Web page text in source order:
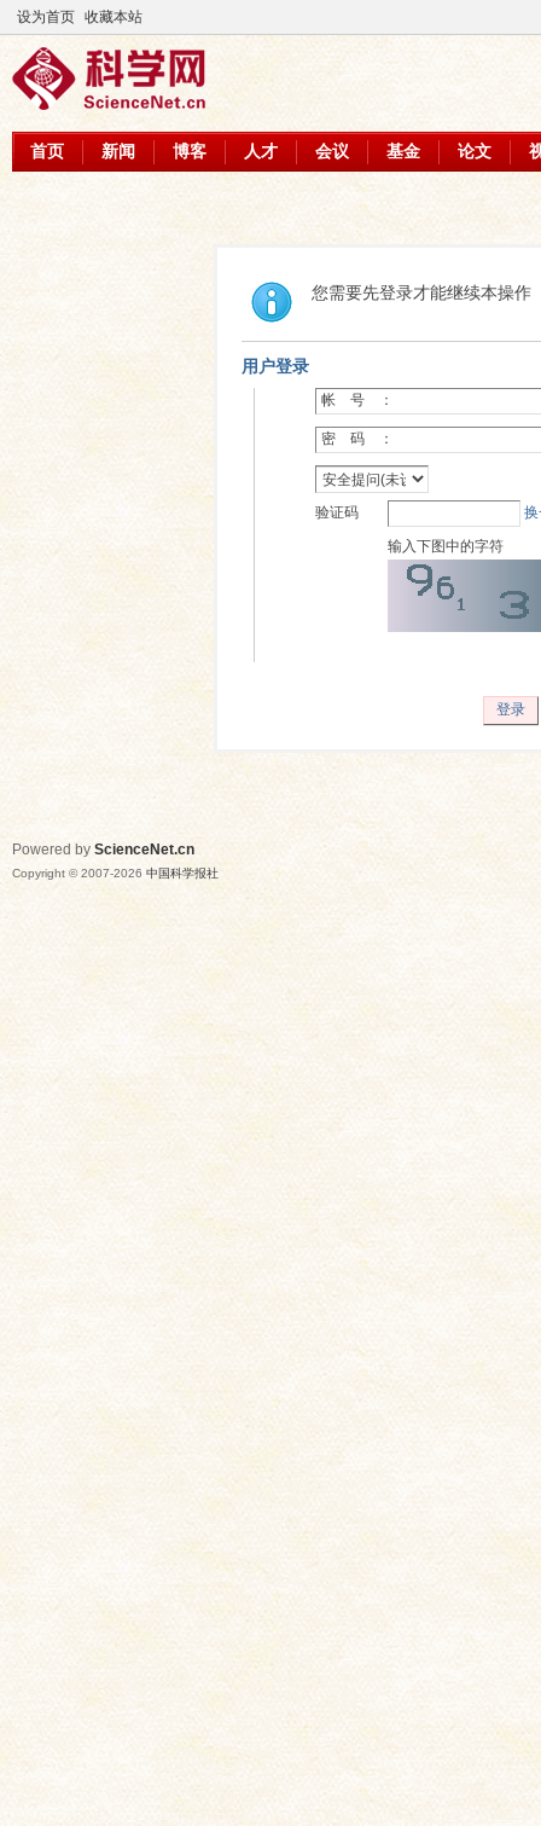
设为首页 收藏本站
首页 新闻 博客 人才 会议 基金 论文
您需要先登录才能继续本操作
用户登录
帐 号 ：
密 码 ：
验证码
输入下图中的字符
登录
Powered by ScienceNet.cn
Copyright © 2007-2026 中国科学报社